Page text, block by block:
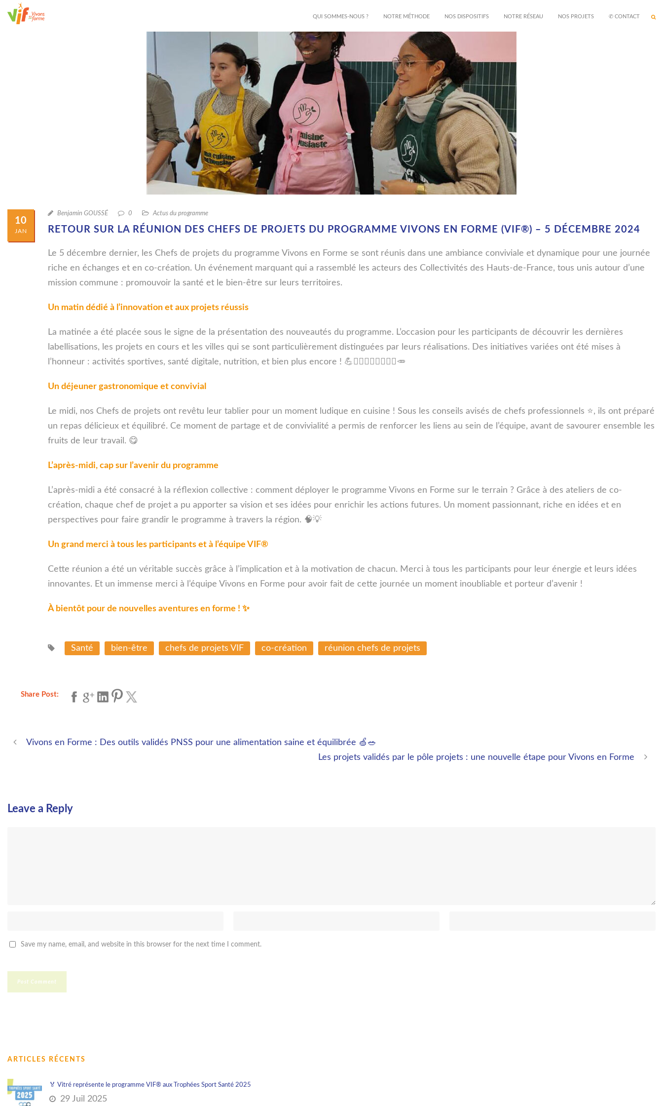
QUI SOMMES-NOUS ? NOTRE MÉTHODE NOS DISPOSITIFS NOTRE RÉSEAU NOS PROJETS ✆ CONTACT
10
JAN
Benjamin GOUSSÉ 0 Actus du programme
RETOUR SUR LA RÉUNION DES CHEFS DE PROJETS DU PROGRAMME VIVONS EN FORME (VIF®) – 5 DÉCEMBRE 2024
Le 5 décembre dernier, les Chefs de projets du programme Vivons en Forme se sont réunis dans une ambiance conviviale et dynamique pour une journée
riche en échanges et en co-création. Un événement marquant qui a rassemblé les acteurs des Collectivités des Hauts-de-France, tous unis autour d’une
mission commune : promouvoir la santé et le bien-être sur leurs territoires.
Un matin dédié à l’innovation et aux projets réussis
La matinée a été placée sous le signe de la présentation des nouveautés du programme. L’occasion pour les participants de découvrir les dernières
labellisations, les projets en cours et les villes qui se sont particulièrement distinguées par leurs réalisations. Des initiatives variées ont été mises à
l’honneur : activités sportives, santé digitale, nutrition, et bien plus encore ! 💪🏃🏻‍♂️🏊‍♀️🧘🏻‍♀️🥕
Un déjeuner gastronomique et convivial
Le midi, nos Chefs de projets ont revêtu leur tablier pour un moment ludique en cuisine ! Sous les conseils avisés de chefs professionnels ⭐️, ils ont préparé
un repas délicieux et équilibré. Ce moment de partage et de convivialité a permis de renforcer les liens au sein de l’équipe, avant de savourer ensemble les
fruits de leur travail. 😋
L’après-midi, cap sur l’avenir du programme
L’après-midi a été consacré à la réflexion collective : comment déployer le programme Vivons en Forme sur le terrain ? Grâce à des ateliers de co-
création, chaque chef de projet a pu apporter sa vision et ses idées pour enrichir les actions futures. Un moment passionnant, riche en idées et en
perspectives pour faire grandir le programme à travers la région. 🧠💡
Un grand merci à tous les participants et à l’équipe VIF®
Cette réunion a été un véritable succès grâce à l’implication et à la motivation de chacun. Merci à tous les participants pour leur énergie et leurs idées
innovantes. Et un immense merci à l’équipe Vivons en Forme pour avoir fait de cette journée un moment inoubliable et porteur d’avenir !
À bientôt pour de nouvelles aventures en forme ! ✨
Santé bien-être chefs de projets VIF co-création réunion chefs de projets
Share Post:
Vivons en Forme : Des outils validés PNSS pour une alimentation saine et équilibrée 🍏🥗
Les projets validés par le pôle projets : une nouvelle étape pour Vivons en Forme
Leave a Reply
Save my name, email, and website in this browser for the next time I comment.
ARTICLES RÉCENTS
🏅 Vitré représente le programme VIF® aux Trophées Sport Santé 2025
29 Juil 2025